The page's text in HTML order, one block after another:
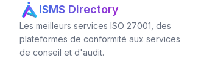
ISMS Directory
Les meilleurs services ISO 27001, des
plateformes de conformité aux services
de conseil et d'audit.